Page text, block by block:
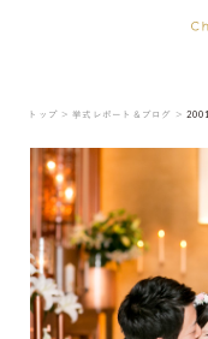
トップ ＞ 挙式レポート＆ブログ ＞